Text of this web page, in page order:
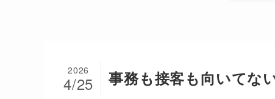
事務も接客も向いてな
2026
4/25